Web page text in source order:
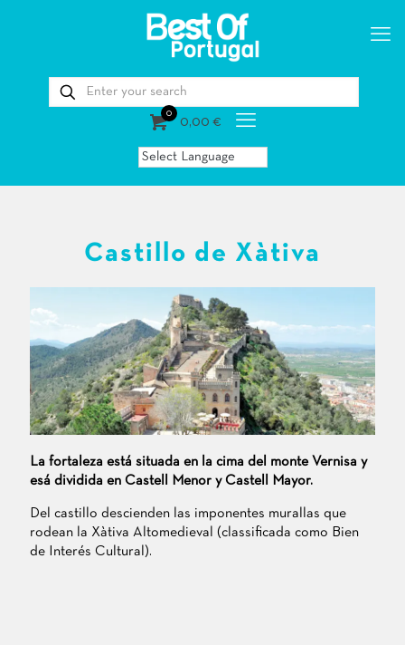
0
0,00 €
Castillo de Xàtiva
La fortaleza está situada en la cima del monte Vernisa y
esá dividida en Castell Menor y Castell Mayor.
Del castillo descienden las imponentes murallas que
rodean la Xàtiva Altomedieval (classificada como Bien
de Interés Cultural).